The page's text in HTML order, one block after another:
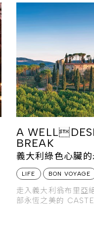
A
BREAK
義大利綠色心臟
LIFE BON VOYAGE
走入義大利翁布里亞
部永恆之美的